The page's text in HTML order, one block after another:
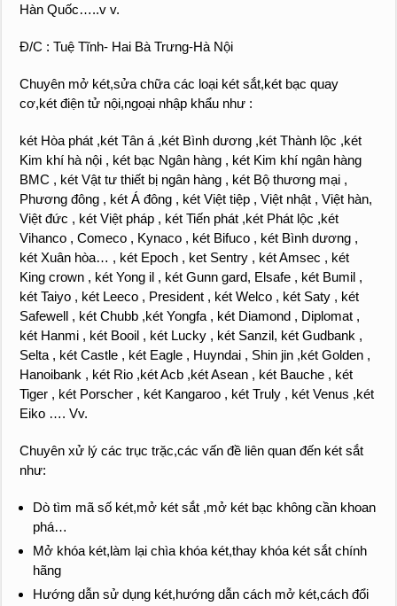
Hàn Quốc…..v v.
Đ/C : Tuệ Tĩnh- Hai Bà Trưng-Hà Nội
Chuyên mở két,sửa chữa các loại két sắt,két bạc quay
cơ,két điện tử nội,ngoại nhập khẩu như :
két Hòa phát ,két Tân á ,két Bình dương ,két Thành lộc ,két
Kim khí hà nội , két bạc Ngân hàng , két Kim khí ngân hàng
BMC , két Vật tư thiết bị ngân hàng , két Bộ thương mại ,
Phương đông , két Á đông , két Việt tiệp , Việt nhật , Việt hàn,
Việt đức , két Việt pháp , két Tiến phát ,két Phát lộc ,két
Vihanco , Comeco , Kynaco , két Bifuco , két Bình dương ,
két Xuân hòa… , két Epoch , ket Sentry , két Amsec , két
King crown , két Yong il , két Gunn gard, Elsafe , két Bumil ,
két Taiyo , két Leeco , President , két Welco , két Saty , két
Safewell , két Chubb ,két Yongfa , két Diamond , Diplomat ,
két Hanmi , két Booil , két Lucky , két Sanzil, két Gudbank ,
Selta , két Castle , két Eagle , Huyndai , Shin jin ,két Golden ,
Hanoibank , két Rio ,két Acb ,két Asean , két Bauche , két
Tiger , két Porscher , két Kangaroo , két Truly , két Venus ,két
Eiko …. Vv.
Chuyên xử lý các trục trặc,các vấn đề liên quan đến két sắt
như:
Dò tìm mã số két,mở két sắt ,mở két bạc không cần khoan
phá…
Mở khóa két,làm lại chìa khóa két,thay khóa két sắt chính
hãng
Hướng dẫn sử dụng két,hướng dẫn cách mở két,cách đổi